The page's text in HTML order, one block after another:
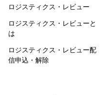
ロジスティクス・レビュー
ロジスティクス・レビューと
は
ロジスティクス・レビュー配
信申込・解除